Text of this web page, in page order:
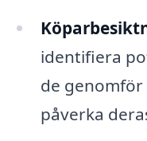
identifiera
de
påverka